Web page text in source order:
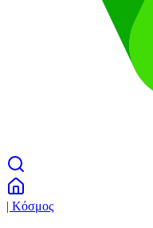
| Κόσμος